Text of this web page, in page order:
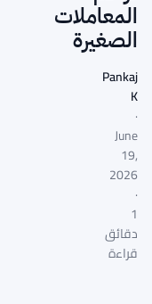
المعاملات
الصغيرة
Pankaj
K
·
June
19,
2026
·
1
دقائق
قراءة